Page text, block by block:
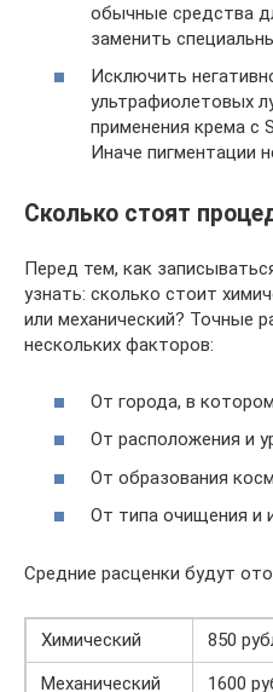
обычные средства
заменить
Исключить
ультрафиолетовых
применения крема с
Иначе пигментации
Сколько стоят
Перед тем, как
узнать: сколько стоит
или механический? Точные
нескольких факторов:
От города, в
От расположения и
От образования
От типа очищения и
Средние расценки будут
Химический
850
Механический
1600